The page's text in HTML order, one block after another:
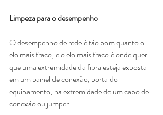
Limpeza para o desempenho
O desempenho de rede é tão bom quanto o
elo mais fraco, e o elo mais fraco é onde quer
que uma extremidade da fibra esteja exposta -
em um painel de conexão, porta do
equipamento, na extremidade de um cabo de
conexão ou jumper.